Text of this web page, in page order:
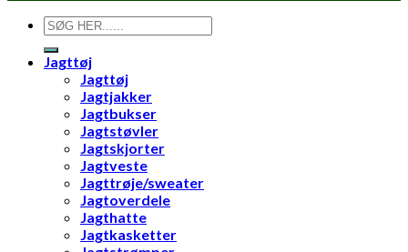
Søg
efter:
Jagttøj
Jagttøj
Jagtjakker
Jagtbukser
Jagtstøvler
Jagtskjorter
Jagtveste
Jagttrøje/sweater
Jagtoverdele
Jagthatte
Jagtkasketter